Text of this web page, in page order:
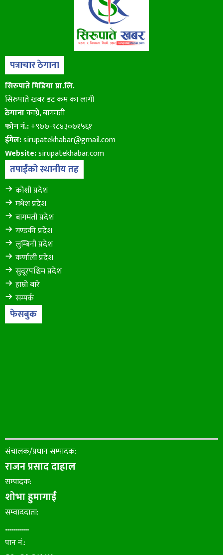
पत्राचार ठेगाना
सिरुपाते मिडिया प्रा.लि.
सिरुपाते खबर डट कम का लागी
ठेगानाकाभ्रे, बागमती
फोन नं.:+९७७-९८४३०७१५६१
ईमेल:sirupatekhabar@gmail.com
Website:sirupatekhabar.com
तपाईंको स्थानीय तह
कोशी प्रदेश
मधेश प्रदेश
बागमती प्रदेश
गण्डकी प्रदेश
लुम्बिनी प्रदेश
कर्णाली प्रदेश
सुदूरपश्चिम प्रदेश
हाम्रो बारे
सम्पर्क
फेसबुक
संचालक/प्रधान सम्पादक:
राजन प्रसाद दाहाल
सम्पादक:
शोभा हुमागाईँ
सम्वाददाता:
............
पान नं.: